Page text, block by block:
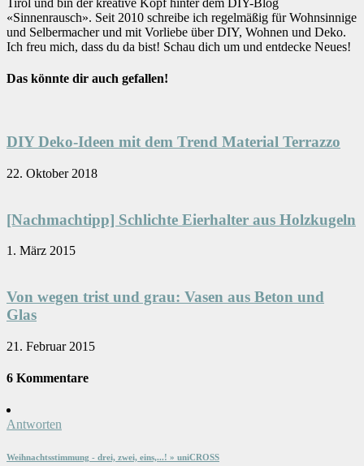
Tirol und bin der kreative Kopf hinter dem DIY-Blog
«Sinnenrausch». Seit 2010 schreibe ich regelmäßig für Wohnsinnige
und Selbermacher und mit Vorliebe über DIY, Wohnen und Deko.
Ich freu mich, dass du da bist! Schau dich um und entdecke Neues!
Das könnte dir auch gefallen!
DIY Deko-Ideen mit dem Trend Material Terrazzo
22. Oktober 2018
[Nachmachtipp] Schlichte Eierhalter aus Holzkugeln
1. März 2015
Von wegen trist und grau: Vasen aus Beton und
Glas
21. Februar 2015
6 Kommentare
Antworten
Weihnachtsstimmung - drei, zwei, eins,...! » uniCROSS